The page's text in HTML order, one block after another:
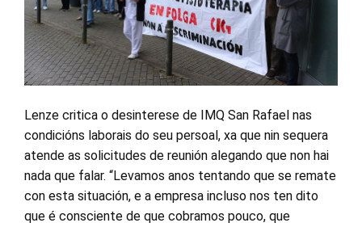
Lenze critica o desinterese de IMQ San Rafael nas
condicións laborais do seu persoal, xa que nin sequera
atende as solicitudes de reunión alegando que non hai
nada que falar. “Levamos anos tentando que se remate
con esta situación, e a empresa incluso nos ten dito
que é consciente de que cobramos pouco, que